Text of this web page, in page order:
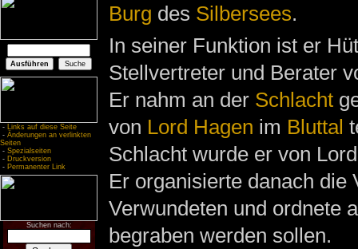
- Links auf diese Seite
- Änderungen an verlinkten
Seiten
- Spezialseiten
- Druckversion
- Permanenter Link
Suchen nach:
Burg des Silbersees.
In seiner Funktion ist er
Stellvertreter und Berater
Er nahm an der Schlacht
von Lord Hagen im Bluttal
Schlacht wurde er von
Er organisierte danach die
Verwundeten und ordnete
begraben werden sollen.